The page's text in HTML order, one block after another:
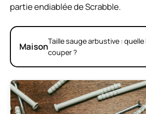
partie endiablée de Scrabble.
MaisonTaille sauge arbustive :
couper ?